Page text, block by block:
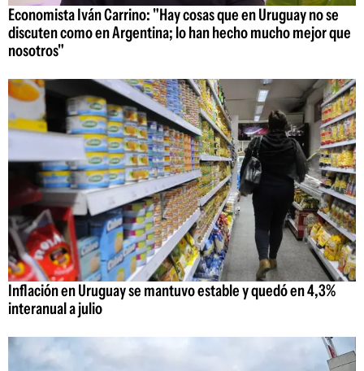
Economista Iván Carrino: "Hay cosas que en Uruguay no se
discuten como en Argentina; lo han hecho mucho mejor que
nosotros"
Inflación en Uruguay se mantuvo estable y quedó en 4,3%
interanual a julio